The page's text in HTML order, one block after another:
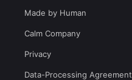
Made by Human
Calm Company
Privacy
Data-Processing Agreement